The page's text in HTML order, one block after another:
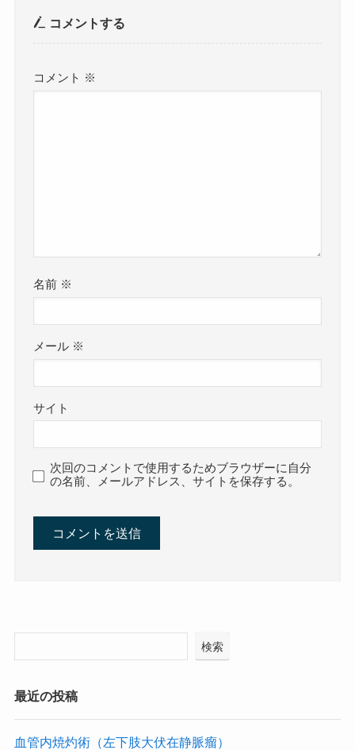
コメントする
コメント ※
名前 ※
メール ※
サイト
次回のコメントで使用するためブラウザーに自分
の名前、メールアドレス、サイトを保存する。
検索
最近の投稿
血管内焼灼術（左下肢大伏在静脈瘤）